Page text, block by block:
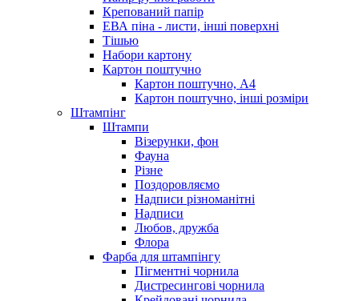
Крепований папір
ЕВА піна - листи, інші поверхні
Тішью
Набори картону
Картон поштучно
Картон поштучно, А4
Картон поштучно, інші розміри
Штампінг
Штампи
Візерунки, фон
Фауна
Різне
Поздоровляємо
Надписи різноманітні
Надписи
Любов, дружба
Флора
Фарба для штампінгу
Пігментні чорнила
Дистресингові чорнила